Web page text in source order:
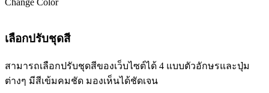
Change Color
เลือกปรับชุดสี
สามารถเลือกปรับชุดสีของเว็บไซต์ได้ 4 แบบตัวอักษรและปุ่ม
ต่างๆ มีสีเข้มคมชัด มองเห็นได้ชัดเจน